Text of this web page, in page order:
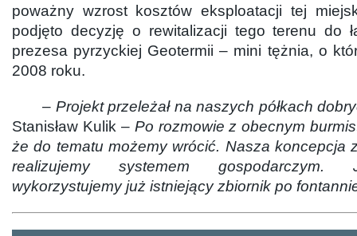
poważny wzrost kosztów eksploatacji tej
podjęto decyzję o rewitalizacji tego terenu do
prezesa pyrzyckiej Geotermii – mini tężnia, o
2008 roku.
– Projekt przeleżał na naszych półkach
Stanisław Kulik – Po rozmowie z obecnym
że do tematu możemy wrócić. Nasza koncepcja
realizujemy systemem gospodarczym.
wykorzystujemy już istniejący zbiornik po